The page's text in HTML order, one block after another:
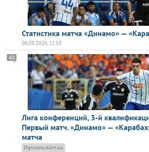
Статистика матча «Динамо» —
06.08.2026, 21:58
Лига конференций, 3-й
Первый матч. «Динамо» —
матча
40
Dynamo.kiev.ua